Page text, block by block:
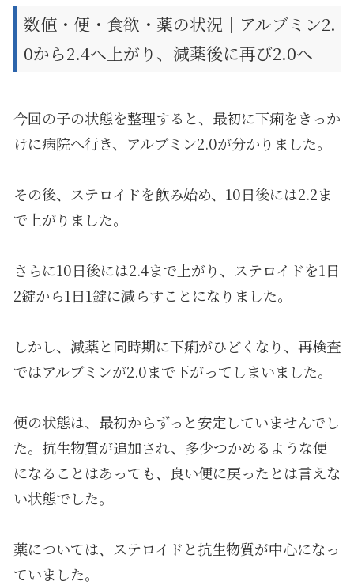
数値・便・食欲・薬の状況｜アルブミン2.
0から2.4へ上がり、減薬後に再び2.0へ
今回の子の状態を整理すると、最初に下痢をきっか
けに病院へ行き、アルブミン2.0が分かりました。
その後、ステロイドを飲み始め、10日後には2.2ま
で上がりました。
さらに10日後には2.4まで上がり、ステロイドを1日
2錠から1日1錠に減らすことになりました。
しかし、減薬と同時期に下痢がひどくなり、再検査
ではアルブミンが2.0まで下がってしまいました。
便の状態は、最初からずっと安定していませんでし
た。抗生物質が追加され、多少つかめるような便
になることはあっても、良い便に戻ったとは言えな
い状態でした。
薬については、ステロイドと抗生物質が中心になっ
ていました。